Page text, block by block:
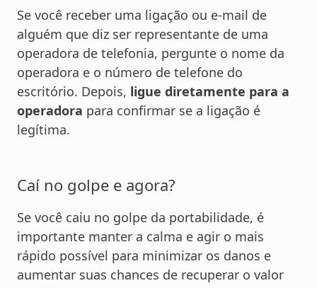
Se você receber uma ligação ou e-mail de
alguém que diz ser representante de uma
operadora de telefonia, pergunte o nome da
operadora e o número de telefone do
escritório. Depois, ligue diretamente para a
operadora para confirmar se a ligação é
legítima.
Caí no golpe e agora?
Se você caiu no golpe da portabilidade, é
importante manter a calma e agir o mais
rápido possível para minimizar os danos e
aumentar suas chances de recuperar o valor